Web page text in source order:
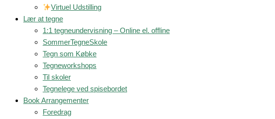
Virtuel Udstilling
Lær at tegne
1:1 tegneundervisning – Online el. offline
SommerTegneSkole
Tegn som Købke
Tegneworkshops
Til skoler
Tegnelege ved spisebordet
Book Arrangementer
Foredrag